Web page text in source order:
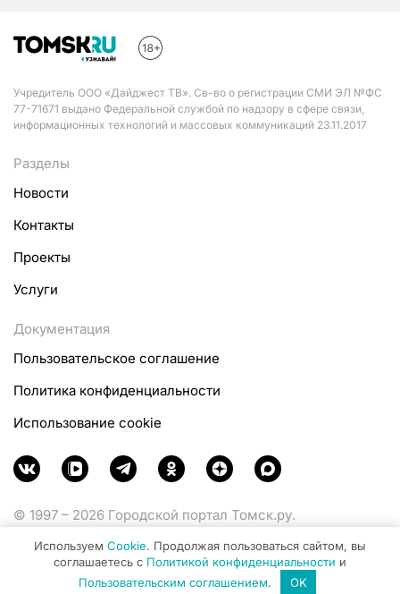
Учредитель ООО «Дайджест ТВ». Св-во о регистрации СМИ ЭЛ №ФС
77-71671 выдано Федеральной службой по надзору в сфере связи,
информационных технологий и массовых коммуникаций 23.11.2017
Разделы
Новости
Контакты
Проекты
Услуги
Документация
Пользовательское соглашение
Политика конфиденциальности
Использование cookie
© 1997 – 2026 Городской портал Томск.ру.
Министерства цифрового развития, связи и массовых
коммуникаций Российской Федерации.
Используем Cookie. Продолжая пользоваться сайтом, вы
соглашаетесь с Политикой конфиденциальности и
Пользовательским соглашением. OK